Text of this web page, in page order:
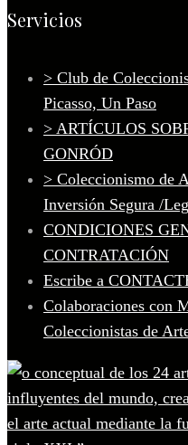
Servicios
> Club de
Picasso, Un Paso
> ARTÍCULOS
GONRÓD
> Coleccionismo de
Inversión Segura /
CONDICIONES
CONTRATACIÓN
Escribe a
Colaboraciones con
Coleccionistas de